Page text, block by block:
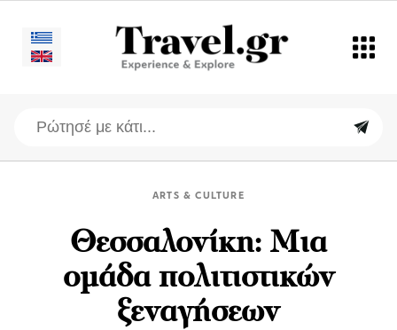
ARTS & CULTURE
Θεσσαλονίκη: Μια
ομάδα πολιτιστικών
ξεναγήσεων